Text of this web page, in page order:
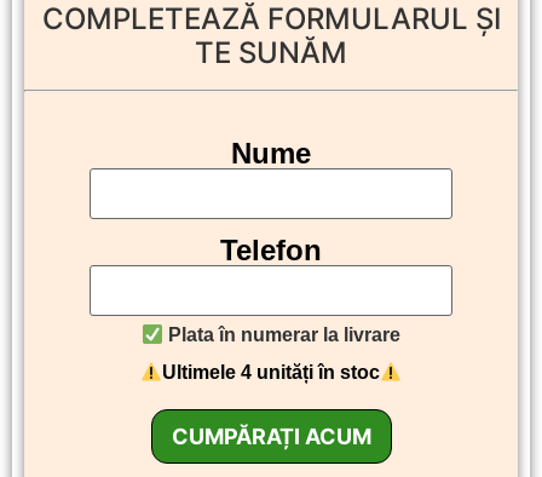
COMPLETEAZĂ FORMULARUL ȘI
TE SUNĂM
Nume
Telefon
Plata în numerar la livrare
Ultimele 4 unități în stoc